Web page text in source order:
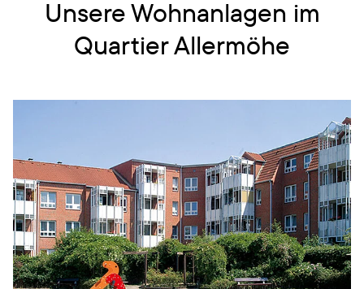
Unsere Wohnanlagen im
Quartier Allermöhe